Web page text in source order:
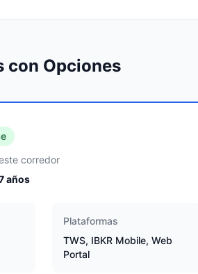
con Opciones
corredor
años
Plataformas
TWS, IBKR Mobile, Web
Portal